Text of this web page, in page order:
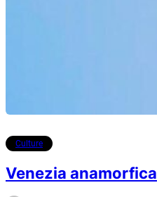
Culture
Venezia anamorfica